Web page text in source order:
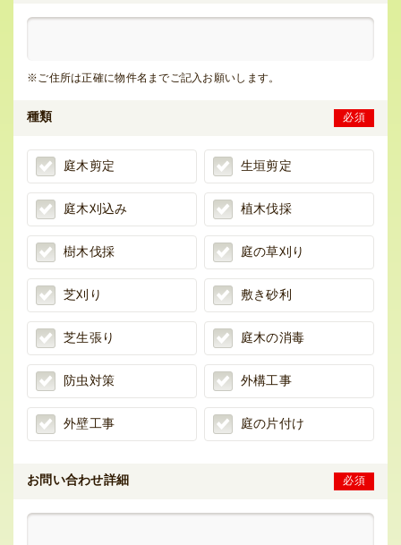
※ご住所は正確に物件名までご記入お願いします。
種類 必須
庭木剪定 生垣剪定
庭木刈込み 植木伐採
樹木伐採 庭の草刈り
芝刈り 敷き砂利
芝生張り 庭木の消毒
防虫対策 外構工事
外壁工事 庭の片付け
お問い合わせ詳細 必須